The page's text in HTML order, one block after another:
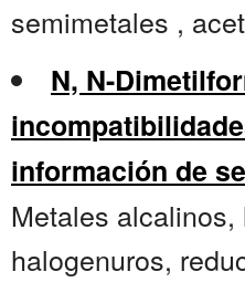
semimetales ,
N, N-
información de
Metales alcalinos,
halogenuros,